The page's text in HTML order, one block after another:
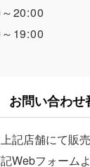
20:00
19:00
お問い合わせ
記店舗にて販
Webフォーム